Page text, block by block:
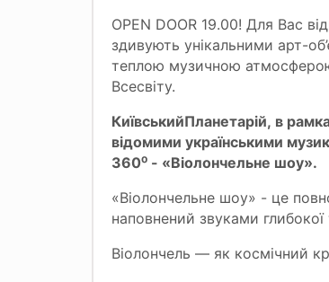
OPEN DOOR 19.00! Для Вас
здивують унікальними арт-
теплою музичною
Всесвіту.
КиївськийПланетарій, в
відомими українськими
360⁰ - «Віолончельне шоу».
«Віолончельне шоу» - це
наповнений звуками глибокої
Віолончель — як космічний